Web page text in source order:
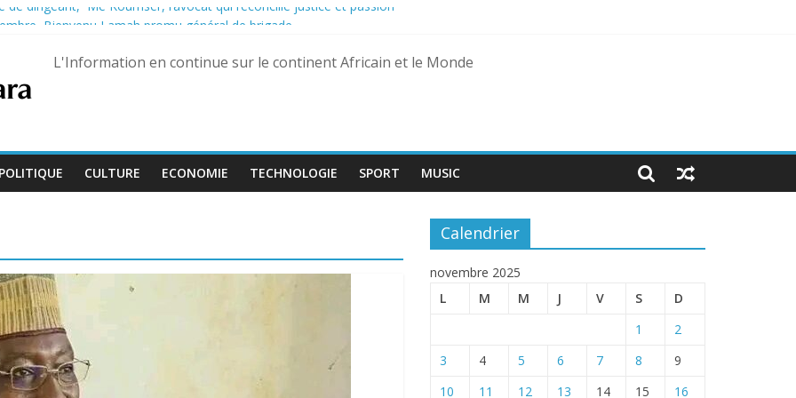
dirigeant, Me Koumser, l’avocat qui réconcilie justice et passion
13 août dans trois États différents
: 883 millions de dollars espérés
Dr Adoum Inoua appelle à recentrer le débat sur « l’essentiel »
L'Information en continue sur le continent Africain et le Monde
POLITIQUE CULTURE ECONOMIE TECHNOLOGIE SPORT MUSIC
Calendrier
novembre 2025
L
M M J V S D
1
2
3
4 5 6 7 8
9
10
11 12 13 14 15
16